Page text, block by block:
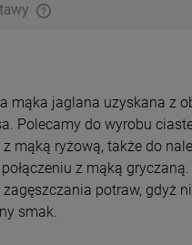
mąka jaglana uzyskana z
Polecamy do wyrobu
z mąką ryżową, także do
z mąką gryczaną.
potraw, gdyż
smak.